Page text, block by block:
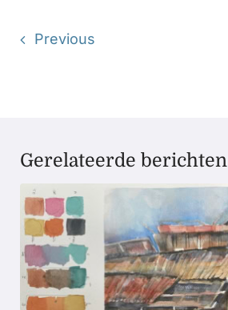
Previous
Gerelateerde berichten